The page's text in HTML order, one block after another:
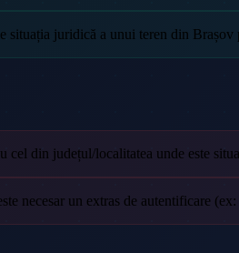
situația juridică a unui teren din
cel din județul/localitatea unde este
necesar un extras de autentificare